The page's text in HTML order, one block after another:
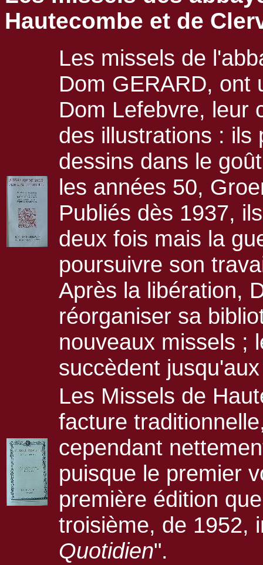
Hautecombe et de
Les missels de
Dom GERARD, ont
Dom Lefebvre, leur
des illustrations : ils
dessins dans le
les années 50,
Publiés dès 1937,
deux fois mais la
poursuivre son
Après la libération,
réorganiser sa
nouveaux missels ;
succèdent
Les Missels de
facture
cependant
puisque le premier
première édition
troisième, de 1952,
Quotidien".